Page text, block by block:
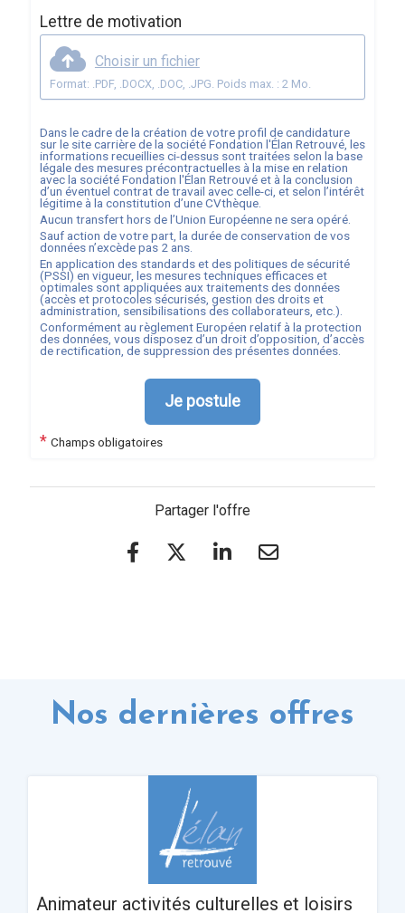
Lettre de motivation
Choisir un fichier
Format: .PDF, .DOCX, .DOC, .JPG. Poids max. : 2 Mo.
Dans le cadre de la création de votre profil de candidature
sur le site carrière de la sociétéFondation l'Élan Retrouvé, les
informations recueillies ci-dessus sont traitées selon la base
légale des mesures précontractuelles à la mise en relation
avec la sociétéFondation l'Élan Retrouvéet à la conclusion
d’un éventuel contrat de travail avec celle-ci, et selon l’intérêt
légitime à la constitution d’une CVthèque.
Aucun transfert hors de l’Union Européenne ne sera opéré.
Sauf action de votre part, la durée de conservation de vos
données n’excède pas 2 ans.
En application des standards et des politiques de sécurité
(PSSI) en vigueur, les mesures techniques efficaces et
optimales sont appliquées aux traitements des données
(accès et protocoles sécurisés, gestion des droits et
administration, sensibilisations des collaborateurs, etc.).
Conformément au règlement Européen relatif à la protection
des données, vous disposez d’un droit d’opposition, d’accès
de rectification, de suppression des présentes données.
Je postule
* Champs obligatoires
Partager l'offre
Nos dernières offres
Animateur activités culturelles et loisirs